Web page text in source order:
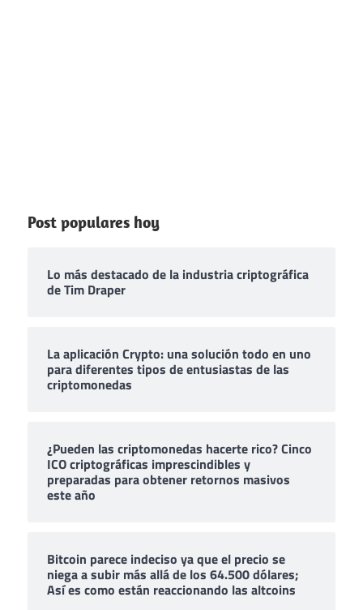
Post populares hoy
Lo más destacado de la industria criptográfica
de Tim Draper
La aplicación Crypto: una solución todo en uno
para diferentes tipos de entusiastas de las
criptomonedas
¿Pueden las criptomonedas hacerte rico? Cinco
ICO criptográficas imprescindibles y
preparadas para obtener retornos masivos
este año
Bitcoin parece indeciso ya que el precio se
niega a subir más allá de los 64.500 dólares;
Así es como están reaccionando las altcoins